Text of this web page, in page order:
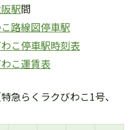
駅間
路線図停車駅
こ停車駅時刻表
こ運賃表
らくラクびわこ1号、